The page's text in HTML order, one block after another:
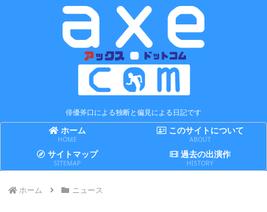
俳優斧口による独断と偏見による日記です
ホーム
HOME
このサイトについて
ABOUT
サイトマップ
SITEMAP
過去の出演作
HISTORY
ホーム ニュース